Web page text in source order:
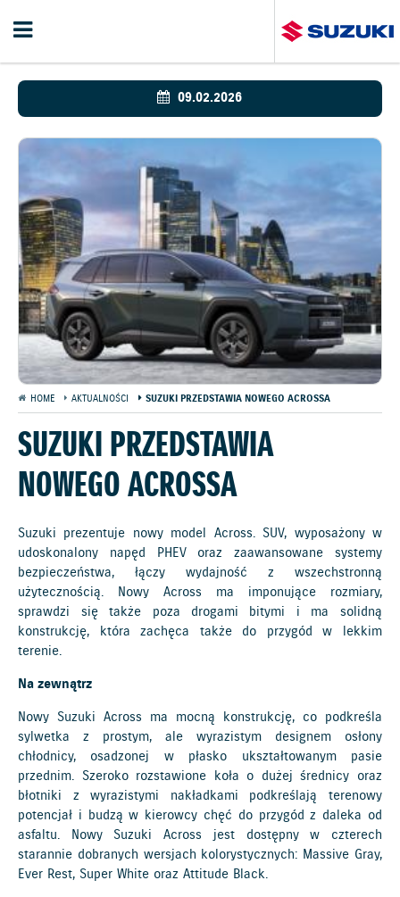
09.02.2026
HOME AKTUALNOŚCI SUZUKI PRZEDSTAWIA NOWEGO ACROSSA
SUZUKI PRZEDSTAWIA
NOWEGO ACROSSA
Suzuki prezentuje nowy model Across. SUV, wyposażony w
udoskonalony napęd PHEV oraz zaawansowane systemy
bezpieczeństwa, łączy wydajność z wszechstronną
użytecznością. Nowy Across ma imponujące rozmiary,
sprawdzi się także poza drogami bitymi i ma solidną
konstrukcję, która zachęca także do przygód w lekkim
terenie.
Na zewnątrz
Nowy Suzuki Across ma mocną konstrukcję, co podkreśla
sylwetka z prostym, ale wyrazistym designem osłony
chłodnicy, osadzonej w płasko ukształtowanym pasie
przednim. Szeroko rozstawione koła o dużej średnicy oraz
błotniki z wyrazistymi nakładkami podkreślają terenowy
potencjał i budzą w kierowcy chęć do przygód z daleka od
asfaltu. Nowy Suzuki Across jest dostępny w czterech
starannie dobranych wersjach kolorystycznych: Massive Gray,
Ever Rest, Super White oraz Attitude Black.